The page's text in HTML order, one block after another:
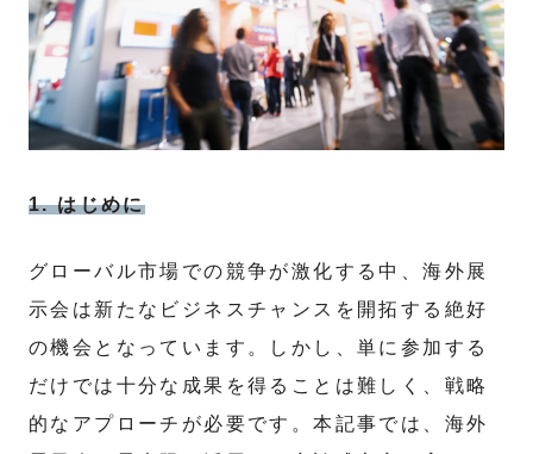
1. はじめに
グローバル市場での競争が激化する中、海外展
示会は新たなビジネスチャンスを開拓する絶好
の機会となっています。しかし、単に参加する
だけでは十分な成果を得ることは難しく、戦略
的なアプローチが必要です。本記事では、海外